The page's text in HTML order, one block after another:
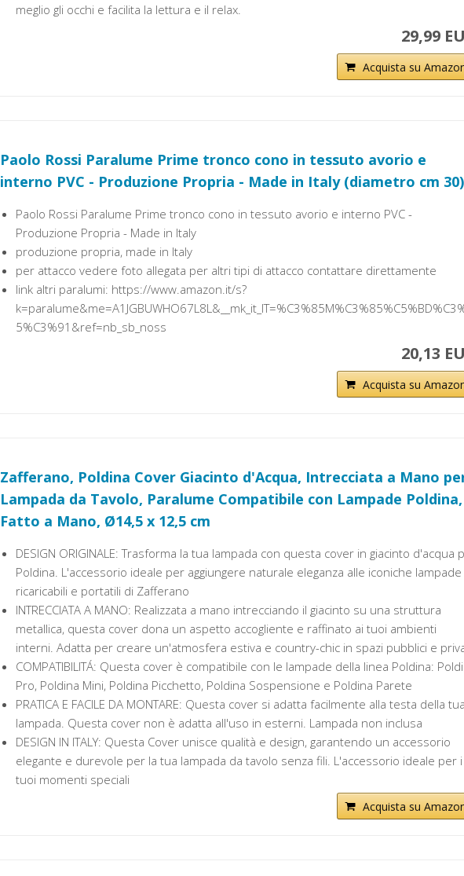
meglio gli occhi e facilita la lettura e il relax.
29,99
Acquista su
Paolo Rossi Paralume Prime tronco cono in tessuto avorio e
interno PVC - Produzione Propria - Made in Italy (diametro cm 30)
Paolo Rossi Paralume Prime tronco cono in tessuto avorio e interno PVC -
Produzione Propria - Made in Italy
produzione propria, made in Italy
per attacco vedere foto allegata per altri tipi di attacco contattare direttamente
link altri paralumi: https://www.amazon.it/s?
5%C3%91&ref=nb_sb_noss
20,13
Acquista su
Zafferano, Poldina Cover Giacinto d'Acqua, Intrecciata a Mano
Lampada da Tavolo, Paralume Compatibile con Lampade Poldina,
Fatto a Mano, Ø14,5 x 12,5 cm
DESIGN ORIGINALE: Trasforma la tua lampada con questa cover in giacinto d'acqua
Poldina. L'accessorio ideale per aggiungere naturale eleganza alle iconiche lampade
ricaricabili e portatili di Zafferano
INTRECCIATA A MANO: Realizzata a mano intrecciando il giacinto su una struttura
metallica, questa cover dona un aspetto accogliente e raffinato ai tuoi ambienti
interni. Adatta per creare un'atmosfera estiva e country-chic in spazi pubblici e
COMPATIBILITÁ: Questa cover è compatibile con le lampade della linea Poldina:
Pro, Poldina Mini, Poldina Picchetto, Poldina Sospensione e Poldina Parete
PRATICA E FACILE DA MONTARE: Questa cover si adatta facilmente alla testa della
lampada. Questa cover non è adatta all'uso in esterni. Lampada non inclusa
DESIGN IN ITALY: Questa Cover unisce qualità e design, garantendo un accessorio
elegante e durevole per la tua lampada da tavolo senza fili. L'accessorio ideale per i
tuoi momenti speciali
Acquista su